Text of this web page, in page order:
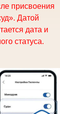
присвоения
Датой
дата и
статуса.